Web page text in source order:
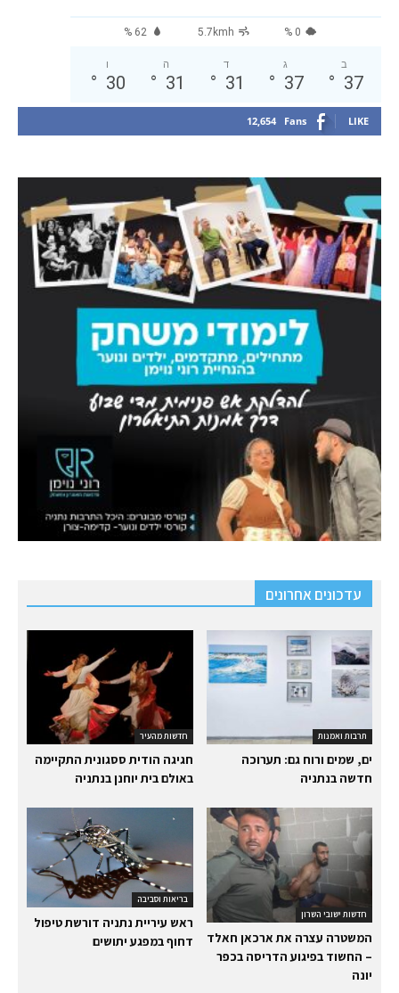
62 % 5.7kmh 0 %
ב
37
°
ג
37
°
ד
31
°
ה
31
°
ו
30
°
12,654 Fans LIKE
עדכונים אחרונים
חדשות מהעיר
חגיגה הודית ססגונית התקיימה
באולם בית יוחנן בנתניה
תרבות ואמנות
ים, שמים ורוח גם: תערוכה
חדשה בנתניה
בריאות וסביבה
ראש עיריית נתניה דורשת טיפול
דחוף במפגע יתושים
חדשות ישובי השרון
המשטרה עצרה את ארכאן חאלד
– החשוד בפיגוע הדריסה בכפר
יונה